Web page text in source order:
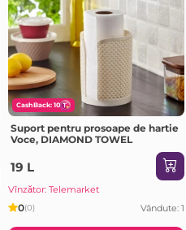
CashBack: 10
Suport pentru prosoape de hartie
Voce, DIAMOND TOWEL
19 L
Vînzător: Telemarket
0(0) Vândute: 1